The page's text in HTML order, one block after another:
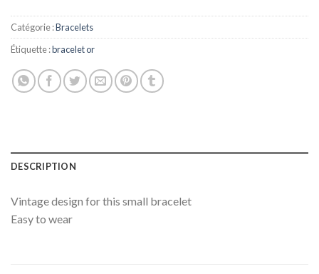
Catégorie :Bracelets
Étiquette :bracelet or
DESCRIPTION
Vintage design for this small bracelet
Easy to wear